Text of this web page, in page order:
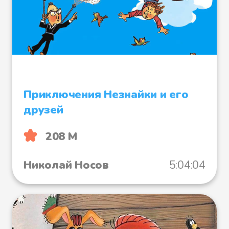
– До встречи, не робей тут без
меня, – сказала Дана и начала
плести себе мягкий
подружку, следил за тем, чтобы
сильный ветер не сбросил кокон
с ветки, чтобы вороны не
растоптали его. А когда прошел
месяц и Дана уже скоро должна
была выбраться из кокона, на
Приключения Незнайки и его
друзей
208 М
Николай Носов
5:04:04